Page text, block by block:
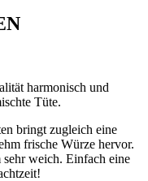
harmonisch und
Tüte.
bringt zugleich eine
frische Würze hervor.
weich. Einfach eine